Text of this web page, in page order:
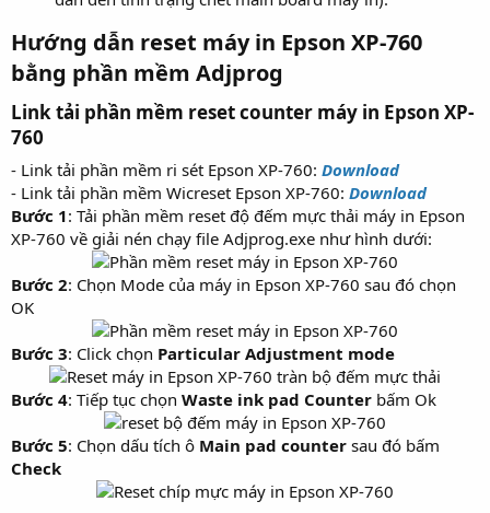
Hướng dẫn reset máy in Epson XP-760
bằng phần mềm Adjprog​
Link tải phần mềm reset counter máy in Epson XP-
760​
- Link tải phần mềm ri sét Epson XP-760: Download
- Link tải phần mềm Wicreset Epson XP-760: Download
Bước 1: Tải phần mềm reset độ đếm mực thải máy in Epson
XP-760 về giải nén chạy file Adjprog.exe như hình dưới:
Bước 2: Chọn Mode của máy in Epson XP-760 sau đó chọn
OK
Bước 3: Click chọn Particular Adjustment mode
Bước 4: Tiếp tục chọn Waste ink pad Counter bấm Ok
Bước 5: Chọn dấu tích ô Main pad counter sau đó bấm
Check